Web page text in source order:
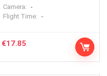
Camera: -
Flight Time: -
€17.85